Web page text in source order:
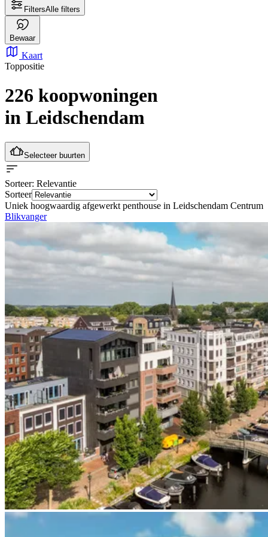
FiltersAlle filters
Bewaar
Kaart
Toppositie
226 koopwoningen
in Leidschendam
Selecteer buurten
Sorteer: Relevantie
Sorteer
Uniek hoogwaardig afgewerkt penthouse in Leidschendam Centrum
Blikvanger